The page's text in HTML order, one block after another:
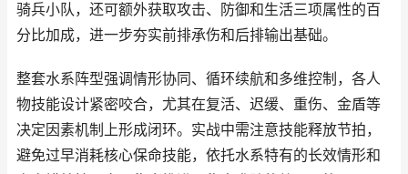
骑兵小队，还可额外获取攻击、防御和生活三项属性的百
分比加成，进一步夯实前排承伤和后排输出基础。
整套水系阵型强调情形协同、循环续航和多维控制，各人
物技能设计紧密咬合，尤其在复活、迟缓、重伤、金盾等
决定因素机制上形成闭环。实战中需注意技能释放节拍，
避免过早消耗核心保命技能，依托水系特有的长效情形和